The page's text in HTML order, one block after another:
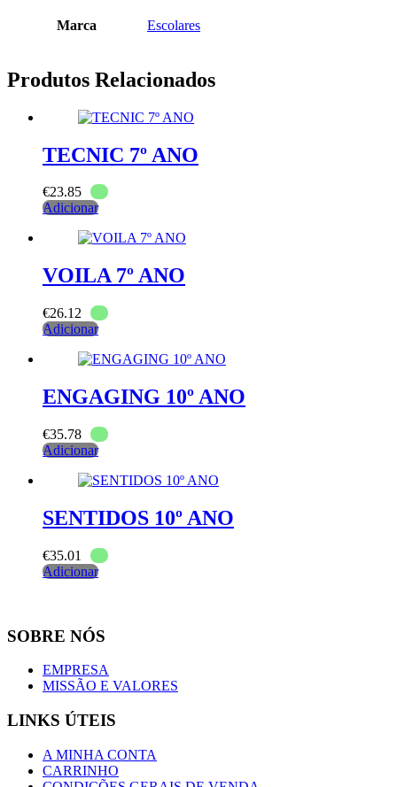
Marca Escolares
Produtos Relacionados
TECNIC 7º ANO
€23.85
Adicionar
VOILA 7º ANO
€26.12
Adicionar
ENGAGING 10º ANO
€35.78
Adicionar
SENTIDOS 10º ANO
€35.01
Adicionar
SOBRE NÓS
EMPRESA
MISSÃO E VALORES
LINKS ÚTEIS
A MINHA CONTA
CARRINHO